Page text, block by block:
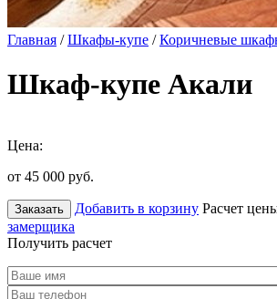
Главная /Шкафы-купе /Коричневые
Шкаф-купе Акали
Цена:
от 45 000 руб.
Заказать Добавить в корзину Расчет
замерщика
Получить расчет